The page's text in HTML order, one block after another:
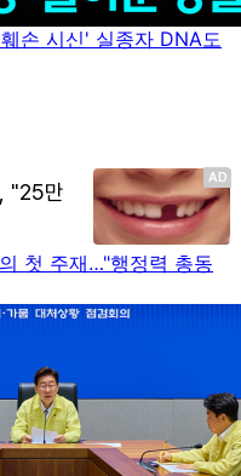
손 시신' 실종자 DNA도
첫 주재…"행정력 총동